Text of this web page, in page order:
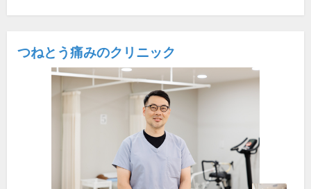
つねとう痛みのクリニック